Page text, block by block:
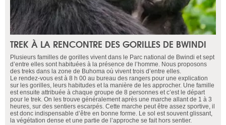
TREK À LA RENCONTRE DES GORILLES DE BWINDI
Plusieurs familles de gorilles vivent dans le Parc national de Bwindi et sept
d’entre elles sont habituées à la présence de l’homme. Nous proposons
des treks dans la zone de Buhoma où vivent trois d’entre elles.
Le rendez-vous est à 8 h 00 au bureau des rangers pour une explication
sur les gorilles, leurs habitudes et la manière de les approcher. Une famille
est ensuite attribuée à chaque groupe de 8 personnes et c’est le départ
pour le trek. On les trouve généralement après une marche allant de 1 à 3
heures, sur des sentiers escarpés. Cette marche peut être assez sportive, il
est donc indispensable d’être en bonne forme. Le sol est souvent glissant,
la végétation dense et une partie de l’approche se fait hors sentier.